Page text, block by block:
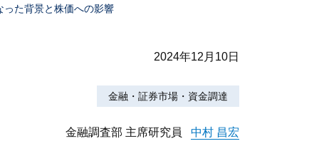
った背景と株価への影響
2024年12月10日
金融・証券市場・資金調達
金融調査部 主席研究員 中村 昌宏